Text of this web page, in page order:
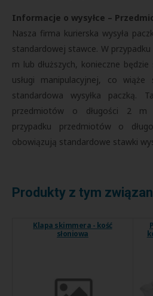
Informacje o wysyłce –
Nasza firma kurierska wysyła
standardowej stawce. W
m lub dłuższych, konieczne
usługi manipulacyjnej, co
standardowa wysyłka paczką.
przedmiotów o długości 2 m
przypadku przedmiotów o
obowiązują standardowe stawki
Produkty z tym
Klapa skimmera - kość
słoniowa